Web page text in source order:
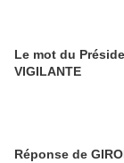
Le mot du
VIGILANTE
Réponse de